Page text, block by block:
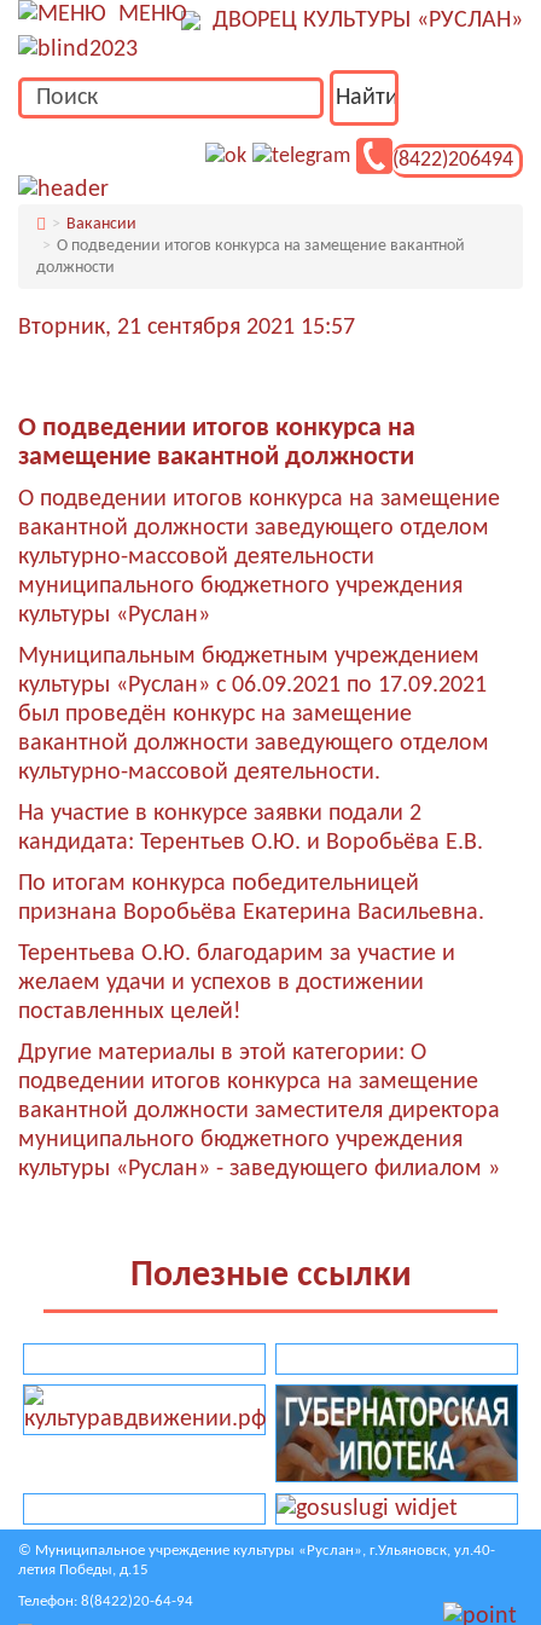
МЕНЮ ДВОРЕЦ КУЛЬТУРЫ «РУСЛАН»
(8422)206494
Вакансии
О подведении итогов конкурса на замещение вакантной
должности
Вторник, 21 сентября 2021 15:57
О подведении итогов конкурса на
замещение вакантной должности
О подведении итогов конкурса на замещение
вакантной должности заведующего отделом
культурно-массовой деятельности
муниципального бюджетного учреждения
культуры «Руслан»
Муниципальным бюджетным учреждением
культуры «Руслан» с 06.09.2021 по 17.09.2021
был проведён конкурс на замещение
вакантной должности заведующего отделом
культурно-массовой деятельности.
На участие в конкурсе заявки подали 2
кандидата: Терентьев О.Ю. и Воробьёва Е.В.
По итогам конкурса победительницей
признана Воробьёва Екатерина Васильевна.
Терентьева О.Ю. благодарим за участие и
желаем удачи и успехов в достижении
поставленных целей!
Другие материалы в этой категории: О
подведении итогов конкурса на замещение
вакантной должности заместителя директора
муниципального бюджетного учреждения
культуры «Руслан» - заведующего филиалом »
Полезные ссылки
© Муниципальное учреждение культуры «Руслан», г.Ульяновск, ул.40-
летия Победы, д.15
Телефон: 8(8422)20-64-94